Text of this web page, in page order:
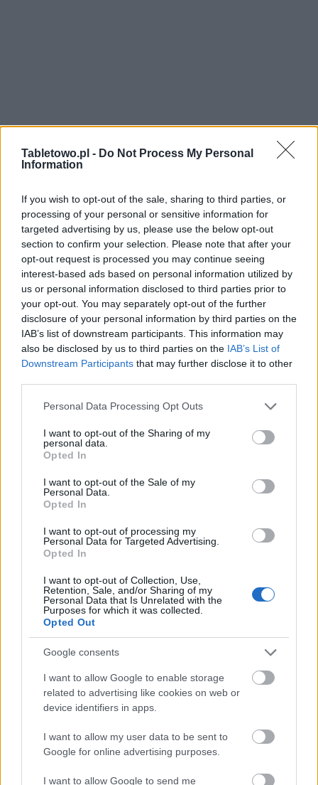
Tabletowo.pl - Do Not Process My Personal
Information
If you wish to opt-out of the sale, sharing to third parties, or
processing of your personal or sensitive information for
targeted advertising by us, please use the below opt-out
section to confirm your selection. Please note that after your
opt-out request is processed you may continue seeing
interest-based ads based on personal information utilized by
us or personal information disclosed to third parties prior to
your opt-out. You may separately opt-out of the further
disclosure of your personal information by third parties on the
IAB’s list of downstream participants. This information may
also be disclosed by us to third parties on the IAB’s List of
Downstream Participants that may further disclose it to other
Please note that this website/app uses one or more Google
not limited to your visit or usage behaviour. You may click to
grant or deny consent to Google and its third-party tags to
use your data for below specified purposes in below Google
consent section.
Personal Data Processing Opt Outs
I want to opt-out of the Sharing of my
personal data.
Opted In
I want to opt-out of the Sale of my
Personal Data.
Opted In
I want to opt-out of processing my
Personal Data for Targeted Advertising.
Opted In
I want to opt-out of Collection, Use,
Retention, Sale, and/or Sharing of my
Personal Data that Is Unrelated with the
Purposes for which it was collected.
Opted Out
Google consents
I want to allow Google to enable storage
related to advertising like cookies on web or
device identifiers in apps.
I want to allow my user data to be sent to
Google for online advertising purposes.
I want to allow Google to send me